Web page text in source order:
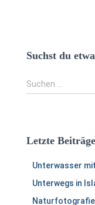
Suchst du
S
u
n
Suchen …
Letzte Beiträge
Unterwasser
Unterwegs in
Naturfotografie